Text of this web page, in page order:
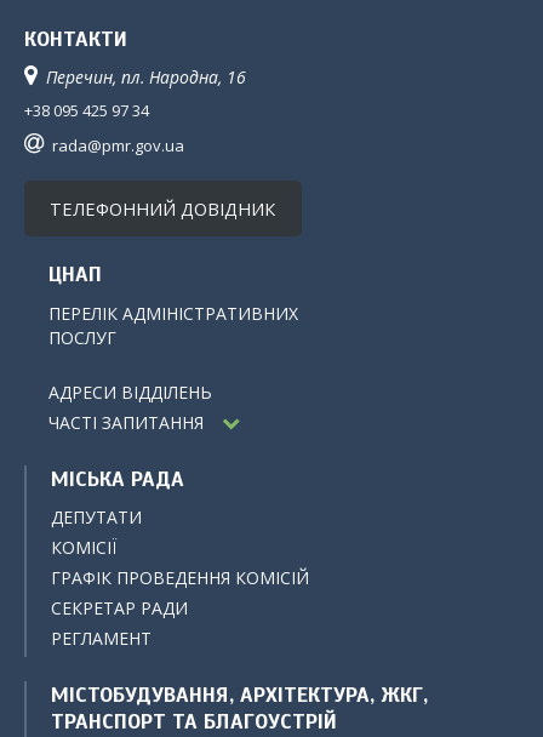
КОНТАКТИ
Перечин, пл. Народна, 16
+38 095 425 97 34
rada@pmr.gov.ua
ТЕЛЕФОННИЙ ДОВІДНИК
ЦНАП
ПЕРЕЛІК АДМІНІСТРАТИВНИХ
ПОСЛУГ
АДРЕСИ ВІДДІЛЕНЬ
ЧАСТІ ЗАПИТАННЯ
МІСЬКА РАДА
ДЕПУТАТИ
КОМІСІЇ
ГРАФІК ПРОВЕДЕННЯ КОМІСІЙ
СЕКРЕТАР РАДИ
РЕГЛАМЕНТ
МІСТОБУДУВАННЯ, АРХІТЕКТУРА, ЖКГ,
ТРАНСПОРТ ТА БЛАГОУСТРІЙ